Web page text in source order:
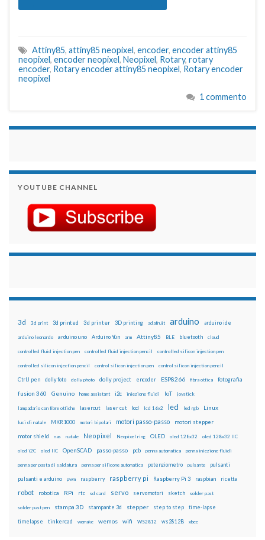
Attiny85, attiny85 neopixel, encoder, encoder attiny85
neopixel, encoder neopixel, Neopixel, Rotary, rotary
encoder, Rotary encoder attiny85 neopixel, Rotary encoder
neopixel
1 commento
YOUTUBE CHANNEL
3d 3d print 3d printed 3d printer 3D printing adafruit arduino arduino ide
arduino leonardo arduino uno Arduino Yún arm Attiny85 BLE bluetooth cloud
controlled fluid injection pen controlled fluid injection pencil controlled silicon injection pen
controlled silicon injection pencil control silicon injection pen control silicon injection pencil
CtrlJ pen dolly foto dolly photo dolly project encoder ESP8266 fibra ottica fotografia
fusion 360 Genuino home assistant i2c iniezione fluidi IoT joystick
lampadario con fibre ottiche lasercut laser cut lcd lcd 16x2 led led rgb Linux
luci di natale MKR1000 motori bipolari motori passo-passo motori stepper
motor shield nas natale Neopixel Neopixel ring OLED oled 128x32 oled 128x32 IIC
oled i2C oled IIC OpenSCAD passo-passo pcb penna automatica penna iniezione fluidi
penna per pasta di saldatura penna per silicone automatica potenziometro pulsante pulsanti
pulsanti e arduino pwm raspberry raspberry pi Raspberry Pi 3 raspbian ricetta
robot robotica RPi rtc sd card servo servomotori sketch solder past
solder past pen stampa 3D stampante 3d stepper step to step time-lapse
timelapse tinkercad wemake wemos wifi WS2812 ws2812B xbee